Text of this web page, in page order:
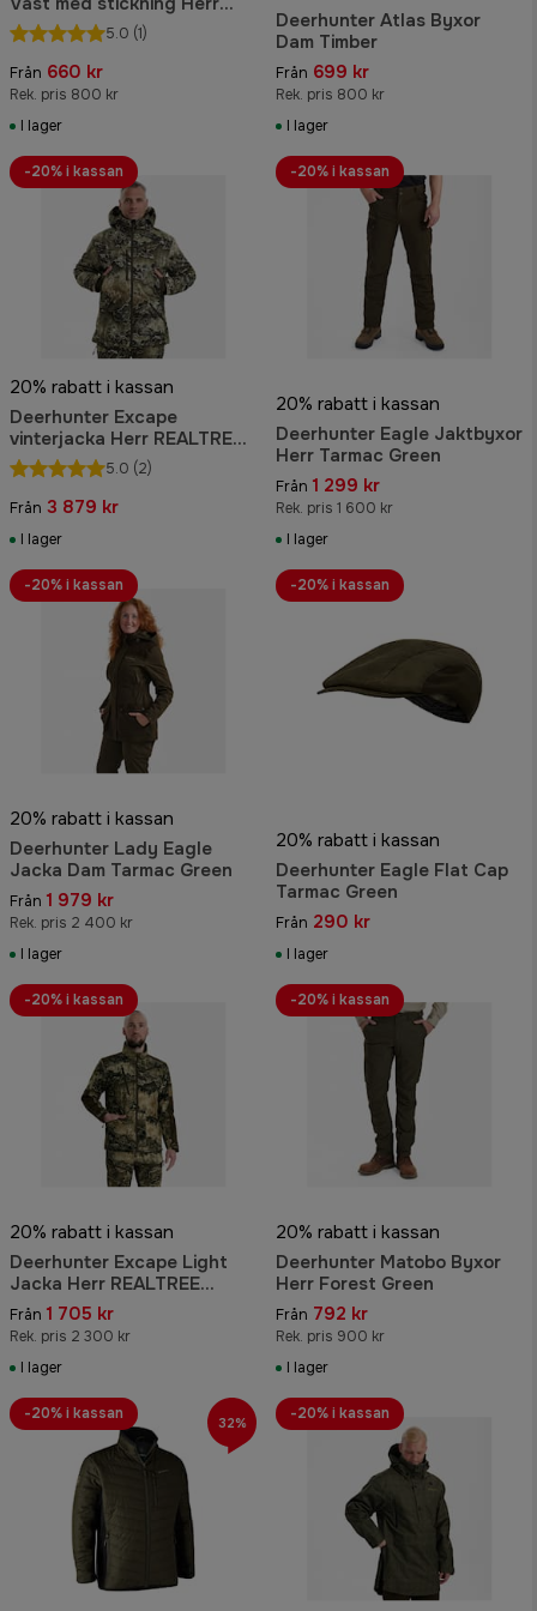
Timber
5.0 (1)
Från 660 kr
Rek. pris 800 kr
I lager
Deerhunter Atlas Byxor
Dam Timber
Från 699 kr
Rek. pris 800 kr
I lager
20% rabatt i kassan
Deerhunter Excape
vinterjacka Herr REALTREE
EXCAPE™
5.0 (2)
Från 3 879 kr
I lager
-20% i kassan
20% rabatt i kassan
Deerhunter Eagle Jaktbyxor
Herr Tarmac Green
Från 1 299 kr
Rek. pris 1 600 kr
I lager
-20% i kassan
20% rabatt i kassan
Deerhunter Lady Eagle
Jacka Dam Tarmac Green
Från 1 979 kr
Rek. pris 2 400 kr
I lager
-20% i kassan
20% rabatt i kassan
Deerhunter Eagle Flat Cap
Tarmac Green
Från 290 kr
I lager
-20% i kassan
20% rabatt i kassan
Deerhunter Excape Light
Jacka Herr REALTREE
EXCAPE™
Från 1 705 kr
Rek. pris 2 300 kr
I lager
-20% i kassan
20% rabatt i kassan
Deerhunter Matobo Byxor
Herr Forest Green
Från 792 kr
Rek. pris 900 kr
I lager
-20% i kassan
-20% i kassan 32% -20% i kassan